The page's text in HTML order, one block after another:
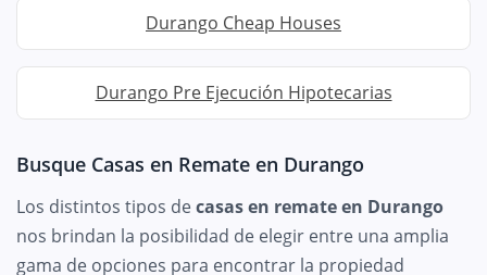
Durango Cheap Houses
Durango Pre Ejecución Hipotecarias
Busque Casas en Remate en Durango
Los distintos tipos decasas en remate en Durango
nos brindan la posibilidad de elegir entre una amplia
gama de opciones para encontrar la propiedad